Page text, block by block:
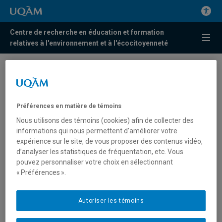
Centre de recherche en éducation et formation
relatives à l'environnement et à l'écocitoyenneté
Midi de la transition du mardi
26 mai 2020, 13h avec Alicia
Alves et Maude Normandin
Bellefeuille
Midi de la transition du mardi 26 mai 2020, 13h. Alicia
Alves et Maude Normandin Bellefeuille :
maîtrise en sciences de l’environnement à l’UQAM ont
travaillé à développer des études de cas qui pourraient
inspirer des actions en lien avec la Feuille de Route dans
Préférences en matière de témoins
Nous utilisons des témoins (cookies) afin de collecter des
informations qui nous permettent d’améliorer votre
expérience sur le site, de vous proposer des contenus vidéo,
d’analyser les statistiques de fréquentation, etc. Vous
pouvez personnaliser votre choix en sélectionnant
« Préférences ».
Autoriser les témoins